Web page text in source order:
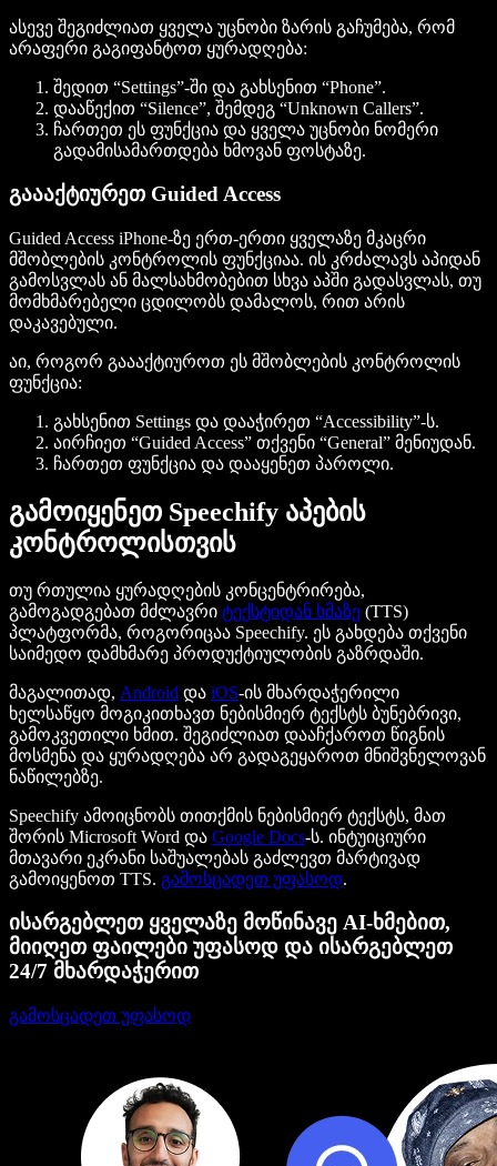
ასევე შეგიძლიათ ყველა უცნობი ზარის გაჩუმება, რომ
არაფერი გაგიფანტოთ ყურადღება:
შედით “Settings”-ში და გახსენით “Phone”.
დააწექით “Silence”, შემდეგ “Unknown Callers”.
ჩართეთ ეს ფუნქცია და ყველა უცნობი ნომერი
გადამისამართდება ხმოვან ფოსტაზე.
გაააქტიურეთ Guided Access
Guided Access iPhone-ზე ერთ-ერთი ყველაზე მკაცრი
მშობლების კონტროლის ფუნქციაა. ის კრძალავს აპიდან
გამოსვლას ან მალსახმობებით სხვა აპში გადასვლას, თუ
მომხმარებელი ცდილობს დამალოს, რით არის
დაკავებული.
აი, როგორ გაააქტიუროთ ეს მშობლების კონტროლის
ფუნქცია:
გახსენით Settings და დააჭირეთ “Accessibility”-ს.
აირჩიეთ “Guided Access” თქვენი “General” მენიუდან.
ჩართეთ ფუნქცია და დააყენეთ პაროლი.
გამოიყენეთ Speechify აპების
კონტროლისთვის
თუ რთულია ყურადღების კონცენტრირება,
გამოგადგებათ მძლავრი ტექსტიდან ხმაზე (TTS)
პლატფორმა, როგორიცაა Speechify. ეს გახდება თქვენი
საიმედო დამხმარე პროდუქტიულობის გაზრდაში.
მაგალითად, Android და iOS-ის მხარდაჭერილი
ხელსაწყო მოგიკითხავთ ნებისმიერ ტექსტს ბუნებრივი,
გამოკვეთილი ხმით. შეგიძლიათ დააჩქაროთ წიგნის
მოსმენა და ყურადღება არ გადაგეყაროთ მნიშვნელოვან
ნაწილებზე.
Speechify ამოიცნობს თითქმის ნებისმიერ ტექსტს, მათ
შორის Microsoft Word და Google Docs-ს. ინტუიციური
მთავარი ეკრანი საშუალებას გაძლევთ მარტივად
გამოიყენოთ TTS. გამოსცადეთ უფასოდ.
ისარგებლეთ ყველაზე მოწინავე AI-ხმებით,
მიიღეთ ფაილები უფასოდ და ისარგებლეთ
24/7 მხარდაჭერით
გამოსცადეთ უფასოდ